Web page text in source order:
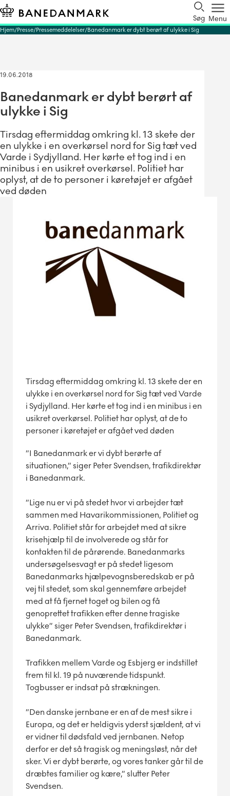
Søg Menu
Hjem Presse Pressemeddelelser Banedanmark er dybt berørt af ulykke i Sig
19.06.2018
Banedanmark er dybt berørt af
ulykke i Sig
Tirsdag eftermiddag omkring kl. 13 skete der
en ulykke i en overkørsel nord for Sig tæt ved
Varde i Sydjylland. Her kørte et tog ind i en
minibus i en usikret overkørsel. Politiet har
oplyst, at de to personer i køretøjet er afgået
ved døden
Tirsdag eftermiddag omkring kl. 13 skete der en
ulykke i en overkørsel nord for Sig tæt ved Varde
i Sydjylland. Her kørte et tog ind i en minibus i en
usikret overkørsel. Politiet har oplyst, at de to
personer i køretøjet er afgået ved døden
”I Banedanmark er vi dybt berørte af
situationen,” siger Peter Svendsen, trafikdirektør
i Banedanmark.
”Lige nu er vi på stedet hvor vi arbejder tæt
sammen med Havarikommissionen, Politiet og
Arriva. Politiet står for arbejdet med at sikre
krisehjælp til de involverede og står for
kontakten til de pårørende. Banedanmarks
undersøgelsesvagt er på stedet ligesom
Banedanmarks hjælpevognsberedskab er på
vej til stedet, som skal gennemføre arbejdet
med at få fjernet toget og bilen og få
genoprettet trafikken efter denne tragiske
ulykke” siger Peter Svendsen, trafikdirektør i
Banedanmark.
Trafikken mellem Varde og Esbjerg er indstillet
frem til kl. 19 på nuværende tidspunkt.
Togbusser er indsat på strækningen.
”Den danske jernbane er en af de mest sikre i
Europa, og det er heldigvis yderst sjældent, at vi
er vidner til dødsfald ved jernbanen. Netop
derfor er det så tragisk og meningsløst, når det
sker. Vi er dybt berørte, og vores tanker går til de
dræbtes familier og kære,” slutter Peter
Svendsen.